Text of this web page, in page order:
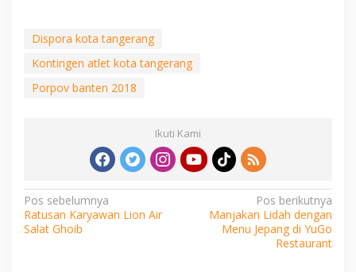
Dispora kota tangerang
Kontingen atlet kota tangerang
Porpov banten 2018
Ikuti Kami
Navigasi
pos
Pos sebelumnya
Ratusan Karyawan Lion Air
Salat Ghoib
Pos berikutnya
Manjakan Lidah dengan
Menu Jepang di YuGo
Restaurant